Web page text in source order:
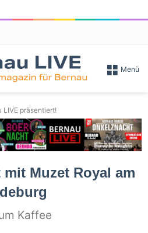
Menü
LIVE präsentiert!
Muzet Royal am
Kaffee